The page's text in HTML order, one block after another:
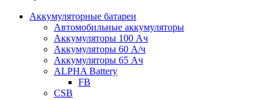
Аккумуляторные батареи
Автомобильные аккумуляторы
Аккумуляторы 100 Ач
Аккумуляторы 60 А/ч
Аккумуляторы 65 Ач
ALPHA Battery
FB
CSB